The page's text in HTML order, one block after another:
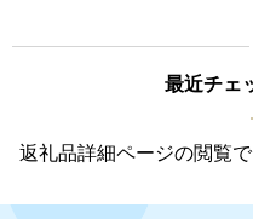
最近チェ
返礼品詳細ページの閲覧